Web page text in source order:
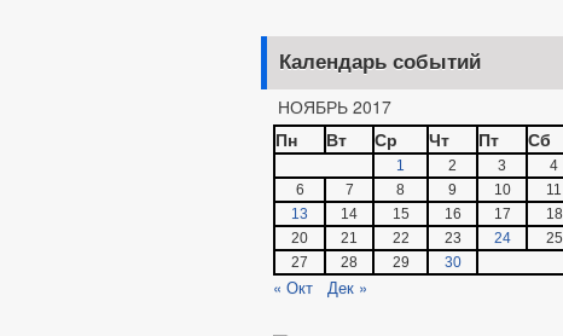
Календарь событий
НОЯБРЬ 2017
Пн
Вт Ср Чт Пт Сб
1 2 3 4
6
7 8 9 10 11
13
14 15 16 17 18
20
21 22 23 24 25
27
28 29 30
« Окт Дек »